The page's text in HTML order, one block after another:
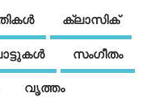
ക്ലാസിക്
സംഗീതം
വൃത്തം